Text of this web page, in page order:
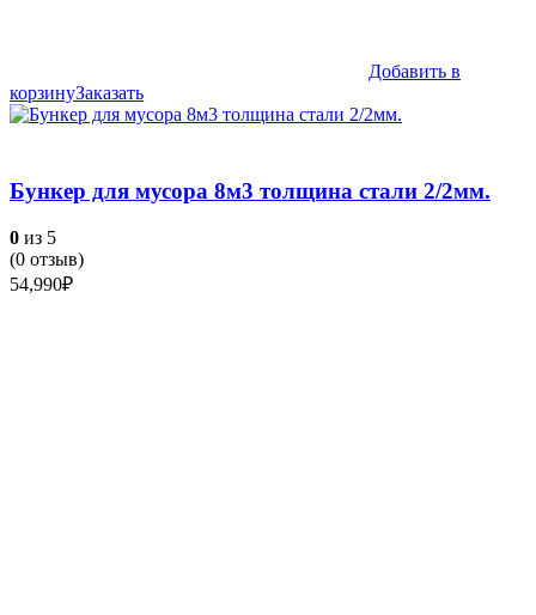
Добавить в
корзинуЗаказать
Бункер для мусора 8м3 толщина стали 2/2мм.
0 из 5
(0 отзыв)
54,990₽